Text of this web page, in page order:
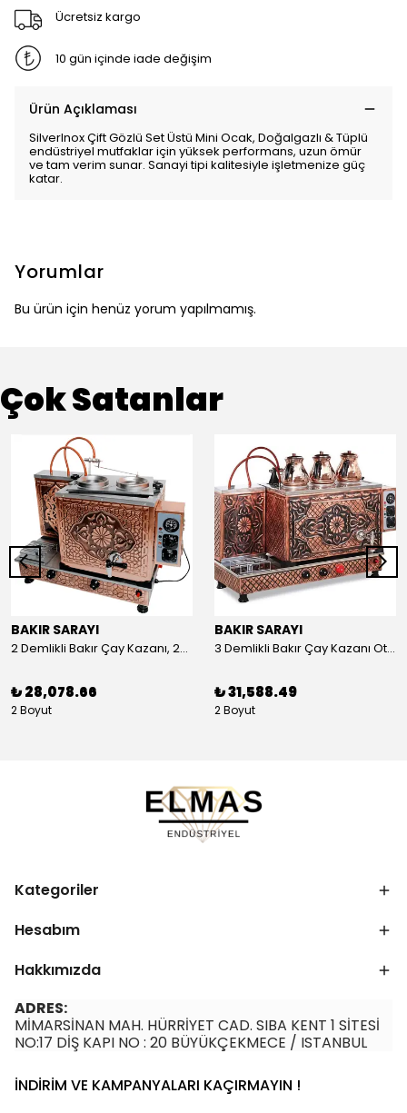
Ücretsiz kargo
10 gün içinde iade değişim
Ürün Açıklaması
SilverInox Çift Gözlü Set Üstü Mini Ocak, Doğalgazlı & Tüplü
endüstriyel mutfaklar için yüksek performans, uzun ömür
ve tam verim sunar. Sanayi tipi kalitesiyle işletmenize güç
katar.
Yorumlar
Bu ürün için henüz yorum yapılmamış.
Çok Satanlar
BAKIR SARAYI
2 Demlikli Bakır Çay Kazanı, 25 Litre
₺ 28,078.66
2 Boyut
BAKIR SARAYI
3 Demlikli Bakır Çay Kazanı Otomatik, 30 Litre
₺ 31,588.49
2 Boyut
Kategoriler
Hesabım
Hakkımızda
ADRES:
MİMARSİNAN MAH. HÜRRİYET CAD. SIBA KENT 1 SİTESİ
NO:17 DİŞ KAPI NO : 20 BÜYÜKÇEKMECE / ISTANBUL
İNDİRİM VE KAMPANYALARI KAÇIRMAYIN !